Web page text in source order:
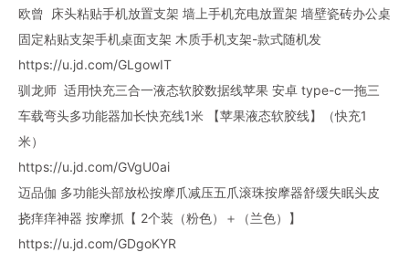
欧曾 床头粘贴手机放置支架 墙上手机充电放置架 墙壁瓷砖办公桌
固定粘贴支架手机桌面支架 木质手机支架-款式随机发
https://u.jd.com/GLgowIT
驯龙师 适用快充三合一液态软胶数据线苹果 安卓 type-c一拖三
车载弯头多功能器加长快充线1米 【苹果液态软胶线】（快充1
米）
https://u.jd.com/GVgU0ai
迈品伽 多功能头部放松按摩爪减压五爪滚珠按摩器舒缓失眠头皮
挠痒痒神器 按摩抓【 2个装（粉色）＋（兰色）】
https://u.jd.com/GDgoKYR